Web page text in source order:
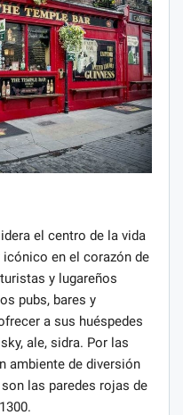
el centro de la vida
icónico en el corazón de
y lugareños
pubs, bares y
a sus huéspedes
ale, sidra. Por las
ambiente de diversión
las paredes rojas de